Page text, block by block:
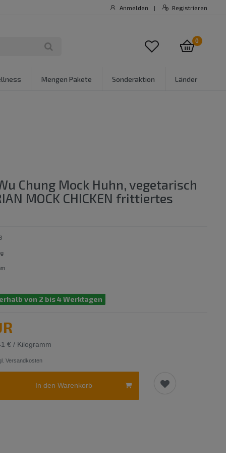
Anmelden | Registrieren
0
Mengen Pakete Sonderaktion Länder
Chung Mock Huhn, vegetarisch
MOCK CHICKEN frittiertes
von 2 bis 4 Werktagen
€ / Kilogramm
Versandkosten
In den Warenkorb